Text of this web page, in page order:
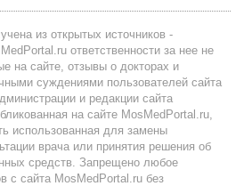
из открытых источников -
ответственности за нее не
на сайте, отзывы о докторах и
суждениями пользователей сайта
и редакции сайта
на сайте MosMedPortal.ru,
использованная для замены
врача или принятия решения об
средств. Запрещено любое
с сайта MosMedPortal.ru без